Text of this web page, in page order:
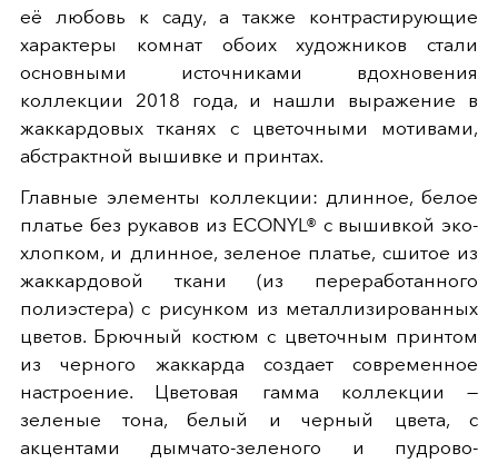
её любовь к саду, а также контрастирующие
характеры комнат обоих художников стали
основными источниками вдохновения
коллекции 2018 года, и нашли выражение в
жаккардовых тканях с цветочными мотивами,
абстрактной вышивке и принтах.
Главные элементы коллекции: длинное, белое
платье без рукавов из ECONYL® с вышивкой эко-
хлопком, и длинное, зеленое платье, сшитое из
жаккардовой ткани (из переработанного
полиэстера) с рисунком из металлизированных
цветов. Брючный костюм с цветочным принтом
из черного жаккарда создает современное
настроение. Цветовая гамма коллекции —
зеленые тона, белый и черный цвета, с
акцентами дымчато-зеленого и пудрово-